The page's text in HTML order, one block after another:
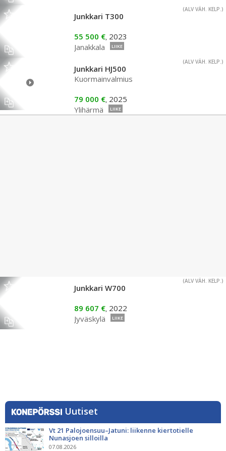
(ALV VÄH. KELP.)
Junkkari T300
55 500 €, 2023
Janakkala
LIIKE
(ALV VÄH. KELP.)
Junkkari HJ500
Kuormainvalmius
79 000 €, 2025
Ylihärmä
LIIKE
(ALV VÄH. KELP.)
Junkkari W700
89 607 €, 2022
Jyväskylä
LIIKE
Uutiset
Vt 21 Palojoensuu–Jatuni: liikenne kiertotielle
Nunasjoen silloilla
07.08.2026